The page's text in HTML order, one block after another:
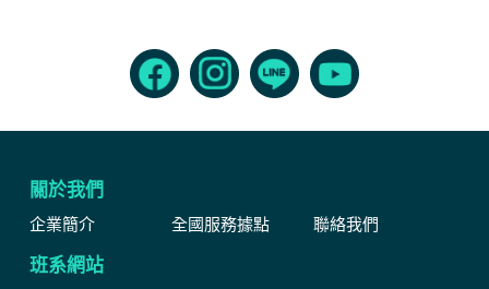
關於我們
企業簡介 全國服務據點 聯絡我們
班系網站